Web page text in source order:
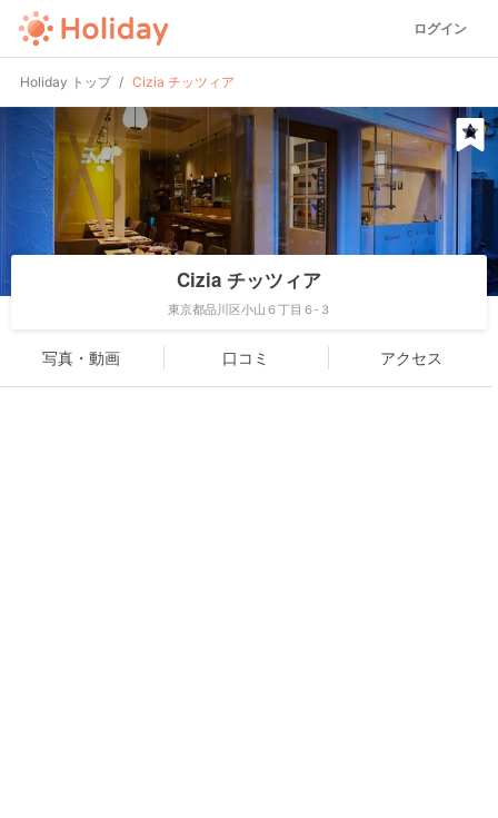
ログイン
Holiday トップ Cizia チッツィア
Cizia チッツィア
東京都品川区小山６丁目６-３
写真・動画 口コミ アクセス